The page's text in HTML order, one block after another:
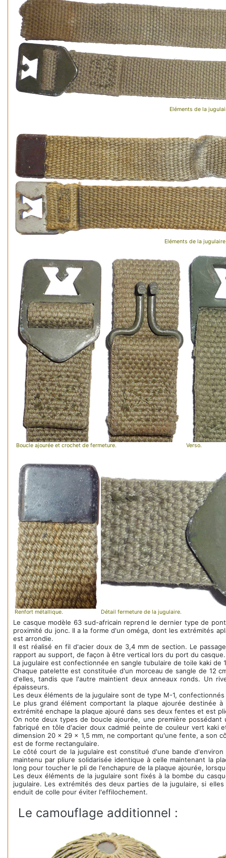
Eléments de la
Eléments de la
Boucle ajourée et crochet de fermeture. Verso.
Renfort métallique. Détail fermeture de la jugulaire.
Le casque modèle 63 sud-africain reprend le dernier type de
proximité du jonc. Il a la forme d'un oméga, dont les extrémités
est arrondie.
Il est réalisé en fil d'acier doux de 3,4 mm de section. Le
rapport au support, de façon à être vertical lors du port du casque.
La jugulaire est confectionnée en sangle tubulaire de toile kaki
Chaque patelette est constituée d'un morceau de sangle de 12
d'elles, tandis que l'autre maintient deux anneaux ronds. Un
épaisseurs.
Les deux éléments de la jugulaire sont de type M-1,
Le plus grand élément comportant la plaque ajourée
extrémité enchape la plaque ajouré dans ses deux fentes et est
On note deux types de boucle ajourée, une première
fabriqué en tôle d'acier doux cadmié peinte de couleur vert kaki
dimension 20 x 29 x 1,5 mm, ne comportant qu'une fente, a son
est de forme rectangulaire.
Le côté court de la jugulaire est constitué d'une bande
maintenu par pliure solidarisée identique à celle maintenant la
long pour toucher le pli de l'enchapure de la plaque ajourée,
Les deux éléments de la jugulaire sont fixés à la bombe du
jugulaire. Les extrémités des deux parties de la jugulaire, si
enduit de colle pour éviter l'effilochement.
Le camouflage additionnel :